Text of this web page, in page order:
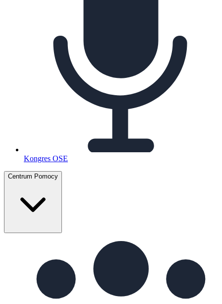
Kongres OSE
Centrum Pomocy